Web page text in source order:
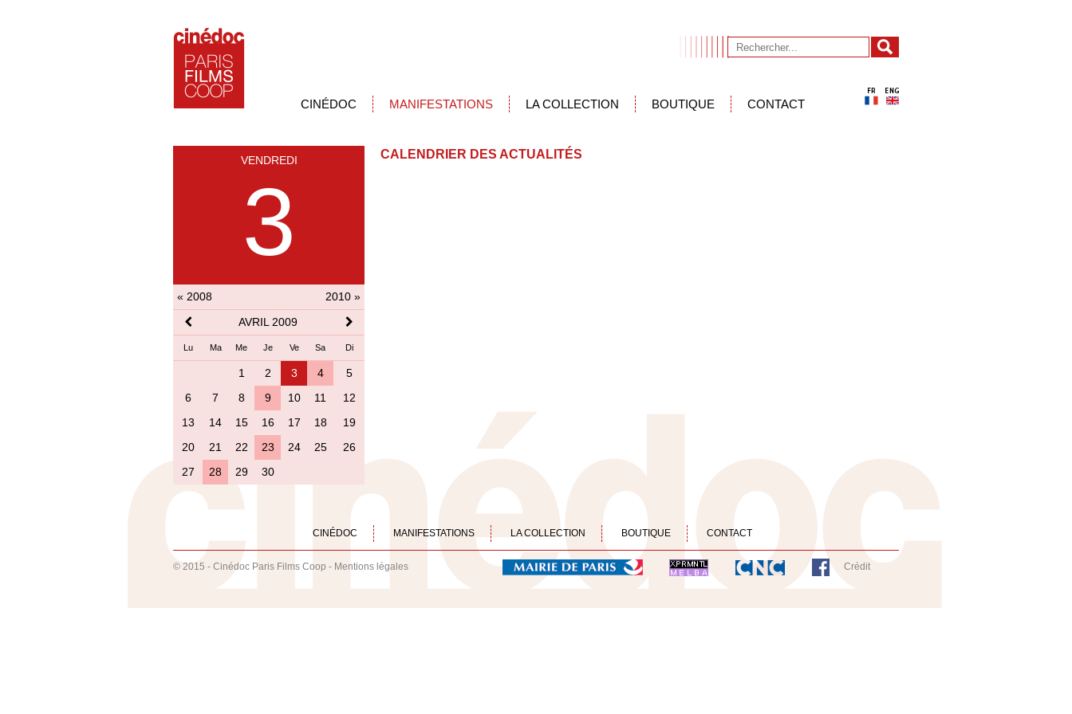
CINÉDOC MANIFESTATIONS LA COLLECTION BOUTIQUE CONTACT
VENDREDI
3
« 2008
2010 »
AVRIL 2009
Lu Ma Me Je Ve Sa Di
1 2 3 4
5
6
7 8 9 10 11
12
13
14 15 16 17 18
19
20
21 22 23 24 25
26
27
28 29 30
CALENDRIER DES ACTUALITÉS
CINÉDOC MANIFESTATIONS LA COLLECTION BOUTIQUE CONTACT
© 2015 - Cinédoc Paris Films Coop - Mentions légales Crédit